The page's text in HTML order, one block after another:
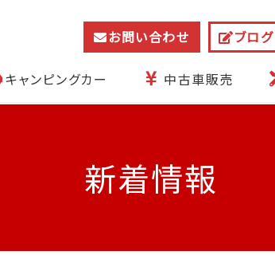
お問い合わせ ブログ
キャンピングカー 中古車販売
新着情報